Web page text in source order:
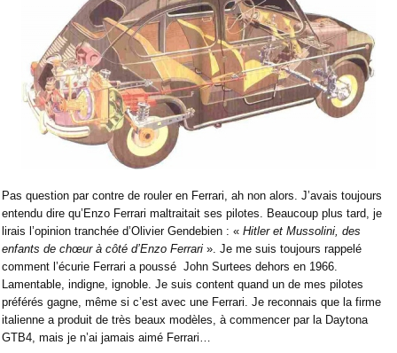
Pas question par contre de rouler en Ferrari, ah non alors. J’avais toujours
entendu dire qu’Enzo Ferrari maltraitait ses pilotes. Beaucoup plus tard, je
lirais l’opinion tranchée d’Olivier Gendebien : « Hitler et Mussolini, des
enfants de chœur à côté d’Enzo Ferrari ». Je me suis toujours rappelé
comment l’écurie Ferrari a poussé John Surtees dehors en 1966.
Lamentable, indigne, ignoble. Je suis content quand un de mes pilotes
préférés gagne, même si c’est avec une Ferrari. Je reconnais que la firme
italienne a produit de très beaux modèles, à commencer par la Daytona
GTB4, mais je n’ai jamais aimé Ferrari…